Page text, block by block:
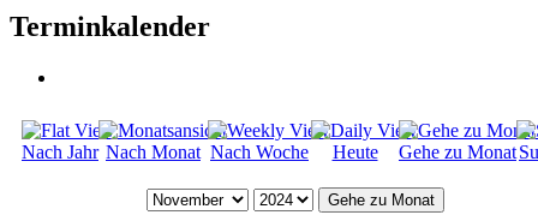
Terminkalender
Nach Jahr Nach Monat Nach Woche Heute Gehe zu Monat
Gehe zu Monat